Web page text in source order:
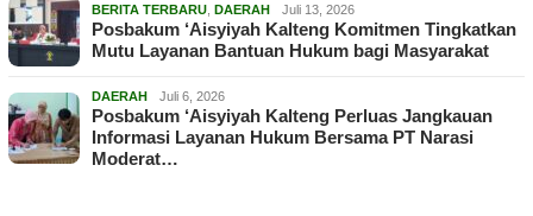
BERITA TERBARU DAERAH Juli 13, 2026
Posbakum ‘Aisyiyah Kalteng Komitmen Tingkatkan
Mutu Layanan Bantuan Hukum bagi Masyarakat
DAERAH Juli 6, 2026
Posbakum ‘Aisyiyah Kalteng Perluas Jangkauan
Informasi Layanan Hukum Bersama PT Narasi
Moderat…